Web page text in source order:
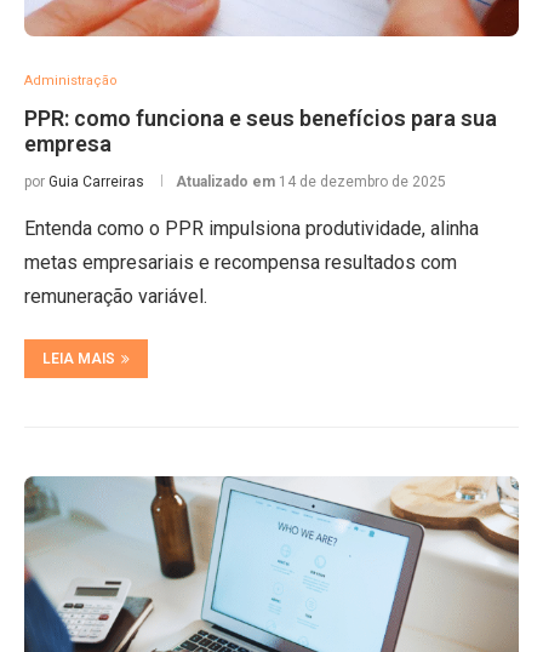
Administração
PPR: como funciona e seus benefícios para sua
empresa
por Guia Carreiras Atualizado em 14 de dezembro de 2025
Entenda como o PPR impulsiona produtividade, alinha
metas empresariais e recompensa resultados com
remuneração variável.
LEIA MAIS